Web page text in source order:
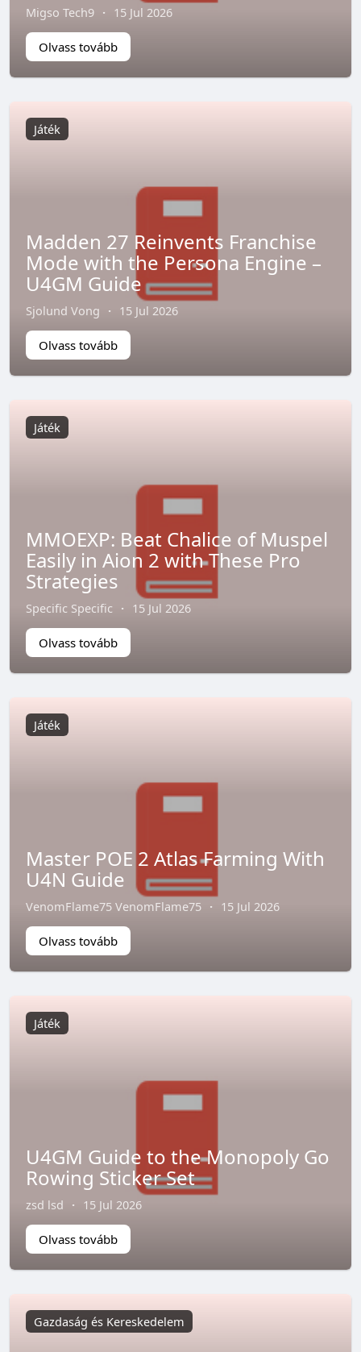
Migso Tech9 · 15 Jul 2026
Olvass tovább
Játék
Madden 27 Reinvents Franchise
Mode with the Persona Engine –
U4GM Guide
Sjolund Vong · 15 Jul 2026
Olvass tovább
Játék
MMOEXP: Beat Chalice of Muspel
Easily in Aion 2 with These Pro
Strategies
Specific Specific · 15 Jul 2026
Olvass tovább
Játék
Master POE 2 Atlas Farming With
U4N Guide
VenomFlame75 VenomFlame75 · 15 Jul 2026
Olvass tovább
Játék
U4GM Guide to the Monopoly Go
Rowing Sticker Set
zsd lsd · 15 Jul 2026
Olvass tovább
Gazdaság és Kereskedelem